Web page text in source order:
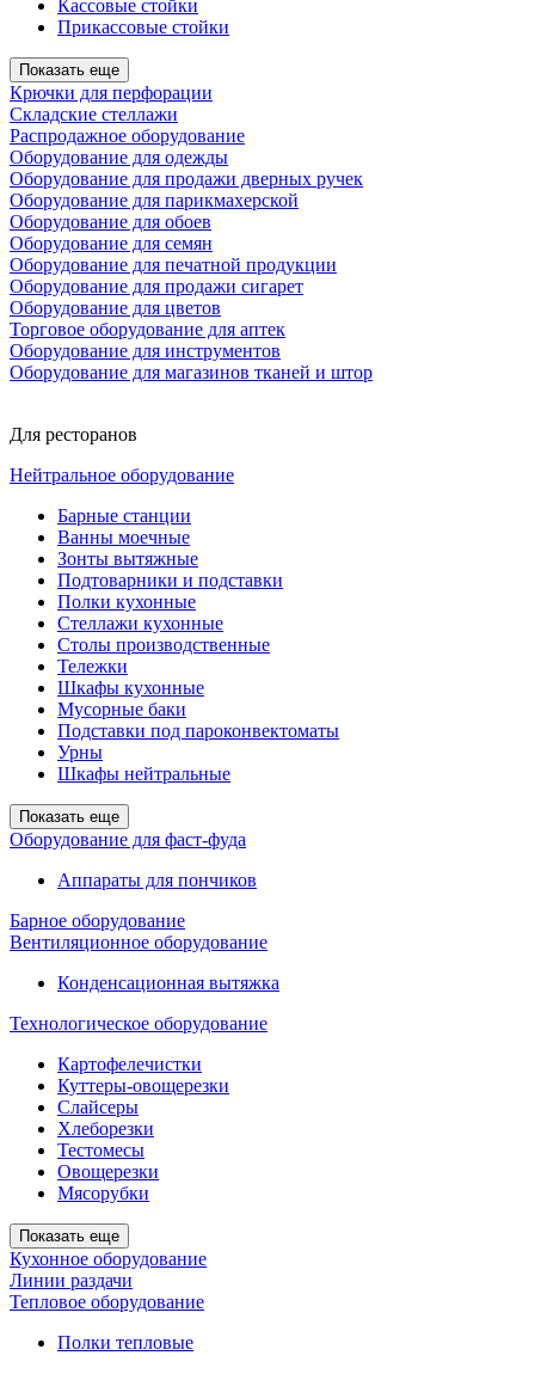
Кассовые стойки
Прикассовые стойки
Показать еще
Крючки для перфорации
Складские стеллажи
Распродажное оборудование
Оборудование для одежды
Оборудование для продажи дверных ручек
Оборудование для парикмахерской
Оборудование для обоев
Оборудование для семян
Оборудование для печатной продукции
Оборудование для продажи сигарет
Оборудование для цветов
Торговое оборудование для аптек
Оборудование для инструментов
Оборудование для магазинов тканей и штор
Для ресторанов
Нейтральное оборудование
Барные станции
Ванны моечные
Зонты вытяжные
Подтоварники и подставки
Полки кухонные
Стеллажи кухонные
Столы производственные
Тележки
Шкафы кухонные
Мусорные баки
Подставки под пароконвектоматы
Урны
Шкафы нейтральные
Показать еще
Оборудование для фаст-фуда
Аппараты для пончиков
Барное оборудование
Вентиляционное оборудование
Конденсационная вытяжка
Технологическое оборудование
Картофелечистки
Куттеры-овощерезки
Слайсеры
Хлеборезки
Тестомесы
Овощерезки
Мясорубки
Показать еще
Кухонное оборудование
Линии раздачи
Тепловое оборудование
Полки тепловые